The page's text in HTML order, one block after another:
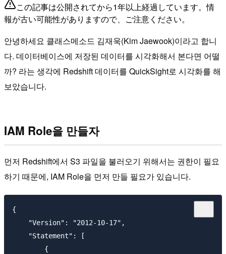
この記事は公開されてから1年以上経過しています。情
報が古い可能性がありますので、ご注意ください。
안녕하세요 클래스메소드 김재욱(Kim Jaewook)이라고 합니
다. 데이터베이스에 저장된 데이터를 시각화해서 본다면 어떨
까? 라는 생각에 Redshift 데이터를 QuickSight로 시각화를 해
보았습니다.
IAM Role을 만들자
먼저 Redshift에서 S3 파일을 불러오기 위해서는 권한이 필요
하기 때문에, IAM Role을 먼저 만들 필요가 있습니다.
{
    "Version": "2012-10-17",
    "Statement": [
        {